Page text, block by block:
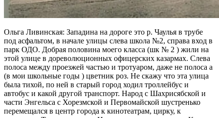
Ольга Ливинская: Западина на дороге это р. Чаулья в трубе
под асфальтом, в начале улицы слева школа №2, справа вход в
парк ОДО. Добрая половина моего класса (шк № 2 ) жили на
этой улице в дореволюционных офицерских казармах. Слева
полоса между проезжей частью и тротуаром, даже не полоса а
(в мои школьные годы ) цветник роз. Не скажу что эта улица
была тихой, по ней в старый город ходил троллейбус и
автобус и какой другой транспорт. Народ с Шахрисябской и
части Энгельса с Хорезмской и Первомайской шустренько
перемещался в центр города к кинотеатрам, цирку, к